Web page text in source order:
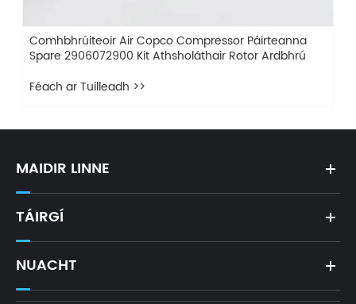
Comhbhrúiteoir Air Copco Compressor Páirteanna
Spare 2906072900 Kit Athsholáthair Rotor Ardbhrú
Féach ar Tuilleadh >>
MAIDIR LINNE
TÁIRGÍ
NUACHT